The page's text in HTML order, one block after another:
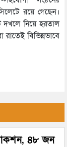
রয়ে গেছেন।
দখলে নিয়ে হরতাল
বিভিন্নভাবে
৪৮ জন